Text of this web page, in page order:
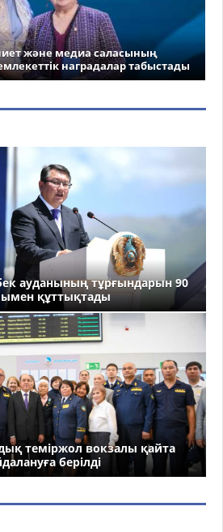
және медиа саласының
наградалар табыстады
ауданының тұрғындарын 90
құттықтады
теміржол вокзалы қайта
берілді